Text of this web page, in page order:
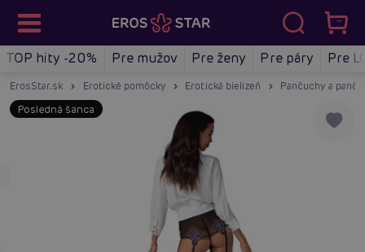
TOP hity -20% Pre mužov Pre ženy Pre páry Pre
ErosStar.sk Erotické pomôcky Erotická bielizeň Pančuchy a
Posledná šanca